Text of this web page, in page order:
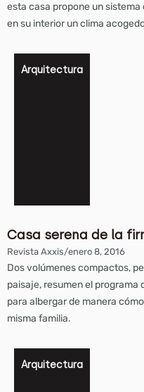
esta casa propone un
en su interior un clima
Arquitectura
Casa serena de la
Revista Axxis/enero 8, 2016
Dos volúmenes compactos,
paisaje, resumen el programa
para albergar de manera
misma familia.
Arquitectura